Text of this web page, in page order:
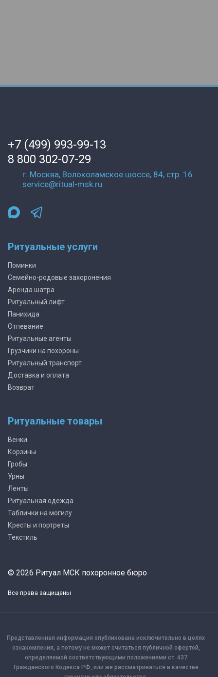
+7 (499) 993-99-13
8 800 302-07-29
г. Москва, Волоколамское шоссе, 84, стр. 16
service@ritual-msk.ru
Ритуальные услуги
Поминки
Семейно-родовые захоронения
Аренда шатра
Ритуальный лифт
Панихида
Отпевание
Ритуальные агенты
Грузчики на похороны
Ритуальный транспорт
Доставка и оплата
Возврат
Ритуальные товары
Венки
Корзины
Гробы
Урны
Ленты
Ритуальная одежда
Таблички на могилу
Кресты и портреты
Текстиль
© 2026 Ритуал МСК похоронное бюро
Все права защищены
Представленная информация опубликована исключительно в целях
ознакомления, а потому не может считаться публичной офертой,
определяемой соответствующими положениями ст. 437
Гражданского Кодекса РФ, или же рассматриваться в качестве